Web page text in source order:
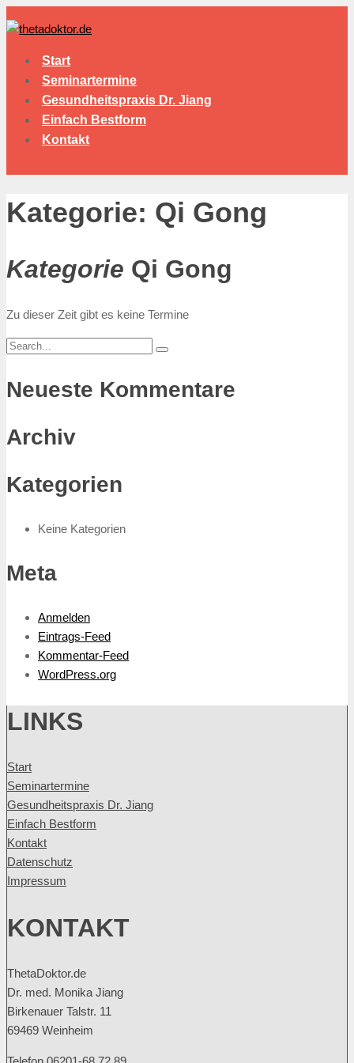
Start
Seminartermine
Gesundheitspraxis Dr. Jiang
Einfach Bestform
Kontakt
Kategorie: Qi Gong
Kategorie Qi Gong
Zu dieser Zeit gibt es keine Termine
Neueste Kommentare
Archiv
Kategorien
Keine Kategorien
Meta
Anmelden
Eintrags-Feed
Kommentar-Feed
WordPress.org
LINKS
Start
Seminartermine
Gesundheitspraxis Dr. Jiang
Einfach Bestform
Kontakt
Datenschutz
Impressum
KONTAKT
ThetaDoktor.de
Dr. med. Monika Jiang
Birkenauer Talstr. 11
69469 Weinheim